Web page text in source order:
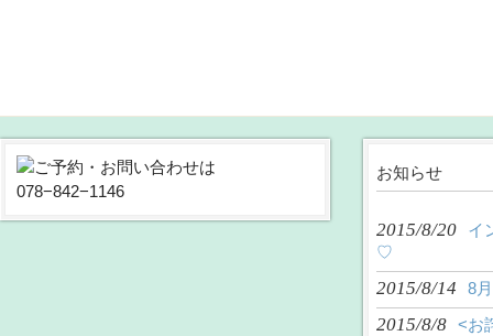
お知らせ
2015/8/20
イ
♡
2015/8/14 8
2015/8/8 <お